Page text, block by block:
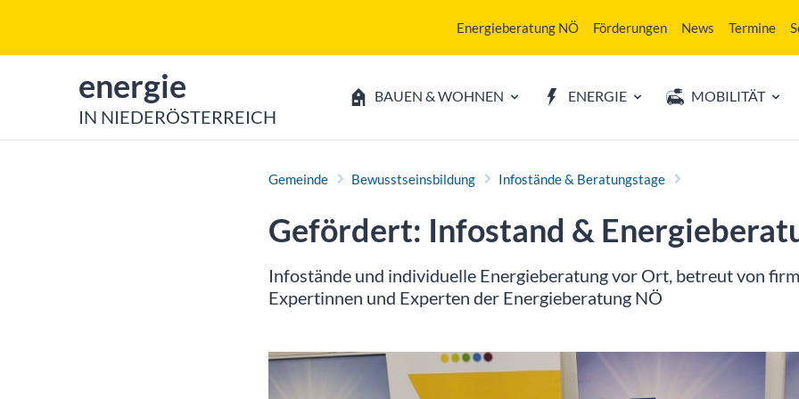
Energieberatung NÖ Förderungen News Termine
zur Startseite von
energie
IN NIEDERÖSTERREICH
BAUEN & WOHNEN ENERGIE MOBILITÄT
Gemeinde Bewusstseinsbildung Infostände & Beratungstage
Gefördert: Infostand &
Infostände und individuelle Energieberatung vor Ort, betreut von
Expertinnen und Experten der Energieberatung NÖ